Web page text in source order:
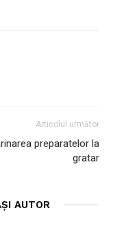
Articolul următor
preparatelor la
gratar
AUTOR